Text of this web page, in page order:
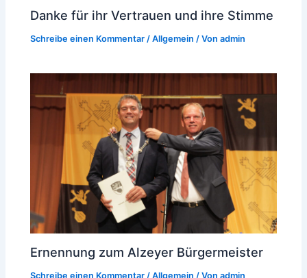
Danke für ihr Vertrauen und ihre Stimme
Schreibe einen Kommentar /Allgemein / Vonadmin
Ernennung zum Alzeyer Bürgermeister
Schreibe einen Kommentar /Allgemein / Vonadmin